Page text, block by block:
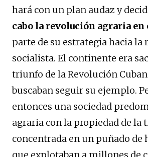
hará con un plan audaz y
cabo la revolución agraria en
parte de su estrategia hacia la
socialista. El continente era
triunfo de la Revolución
buscaban seguir su ejemplo.
entonces una sociedad
agraria con la propiedad de la
concentrada en un puñado de
que explotaban a millones de